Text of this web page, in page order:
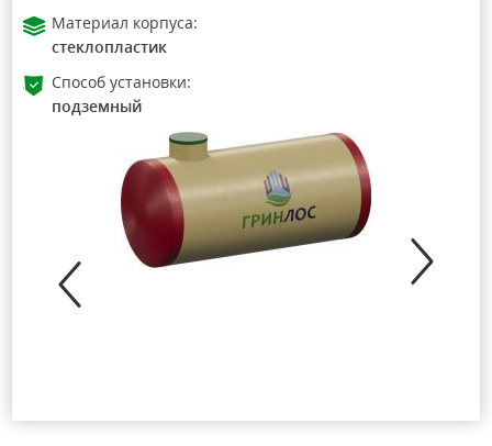
Материал корпуса:
стеклопластик
Способ установки:
подземный